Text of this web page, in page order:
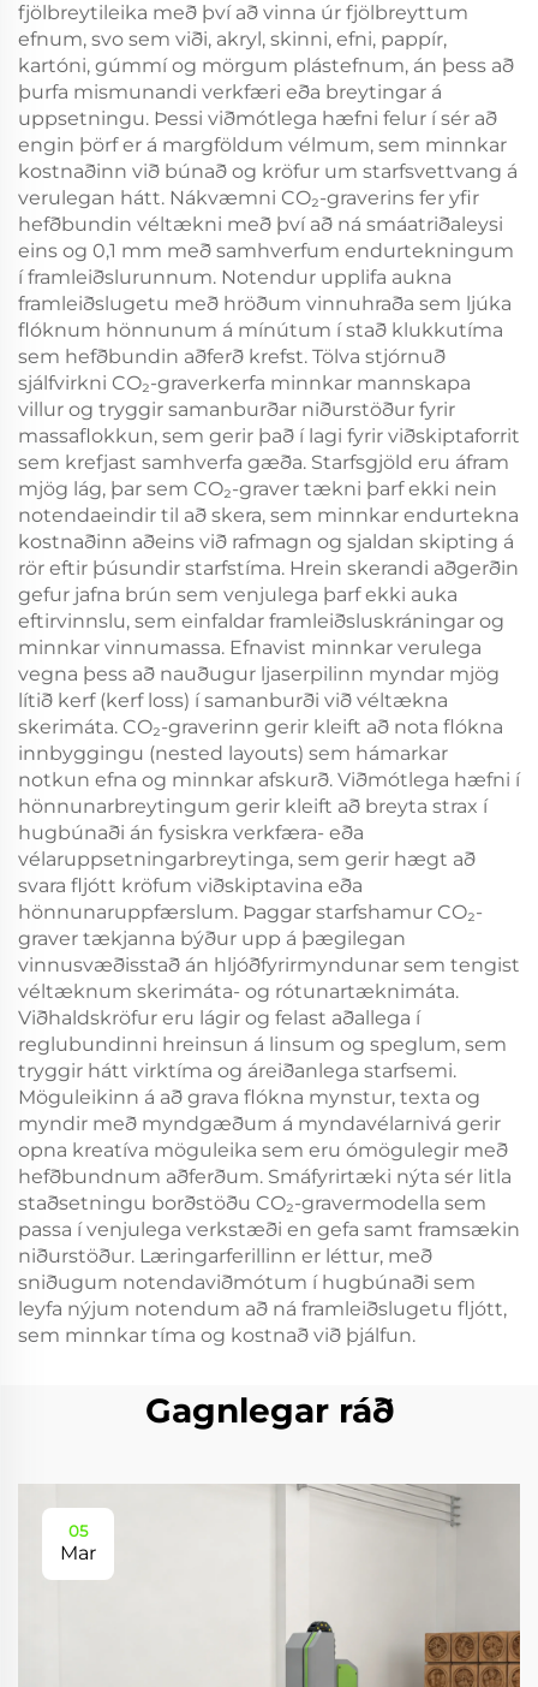
fjölbreytileika með því að vinna úr fjölbreyttum
efnum, svo sem viði, akryl, skinni, efni, pappír,
kartóni, gúmmí og mörgum plástefnum, án þess að
þurfa mismunandi verkfæri eða breytingar á
uppsetningu. Þessi viðmótlega hæfni felur í sér að
engin þörf er á margföldum vélmum, sem minnkar
kostnaðinn við búnað og kröfur um starfsvettvang á
verulegan hátt. Nákvæmni CO₂-graverins fer yfir
hefðbundin véltækni með því að ná smáatriðaleysi
eins og 0,1 mm með samhverfum endurtekningum
í framleiðslurunnum. Notendur upplifa aukna
framleiðslugetu með hröðum vinnuhraða sem ljúka
flóknum hönnunum á mínútum í stað klukkutíma
sem hefðbundin aðferð krefst. Tölva stjórnuð
sjálfvirkni CO₂-graverkerfa minnkar mannskapa
villur og tryggir samanburðar niðurstöður fyrir
massaflokkun, sem gerir það í lagi fyrir viðskiptaforrit
sem krefjast samhverfa gæða. Starfsgjöld eru áfram
mjög lág, þar sem CO₂-graver tækni þarf ekki nein
notendaeindir til að skera, sem minnkar endurtekna
kostnaðinn aðeins við rafmagn og sjaldan skipting á
rör eftir þúsundir starfstíma. Hrein skerandi aðgerðin
gefur jafna brún sem venjulega þarf ekki auka
eftirvinnslu, sem einfaldar framleiðsluskráningar og
minnkar vinnumassa. Efnavist minnkar verulega
vegna þess að nauðugur ljaserpilinn myndar mjög
lítið kerf (kerf loss) í samanburði við véltækna
skerimáta. CO₂-graverinn gerir kleift að nota flókna
innbyggingu (nested layouts) sem hámarkar
notkun efna og minnkar afskurð. Viðmótlega hæfni í
hönnunarbreytingum gerir kleift að breyta strax í
hugbúnaði án fysiskra verkfæra- eða
vélaruppsetningarbreytinga, sem gerir hægt að
svara fljótt kröfum viðskiptavina eða
hönnunaruppfærslum. Þaggar starfshamur CO₂-
graver tækjanna býður upp á þægilegan
vinnusvæðisstað án hljóðfyrirmyndunar sem tengist
véltæknum skerimáta- og rótunartæknimáta.
Viðhaldskröfur eru lágir og felast aðallega í
reglubundinni hreinsun á linsum og speglum, sem
tryggir hátt virktíma og áreiðanlega starfsemi.
Möguleikinn á að grava flókna mynstur, texta og
myndir með myndgæðum á myndavélarnivá gerir
opna kreatíva möguleika sem eru ómögulegir með
hefðbundnum aðferðum. Smáfyrirtæki nýta sér litla
staðsetningu borðstöðu CO₂-gravermodella sem
passa í venjulega verkstæði en gefa samt framsækin
niðurstöður. Læringarferillinn er léttur, með
sniðugum notendaviðmótum í hugbúnaði sem
leyfa nýjum notendum að ná framleiðslugetu fljótt,
sem minnkar tíma og kostnað við þjálfun.
Gagnlegar ráð
05
Mar